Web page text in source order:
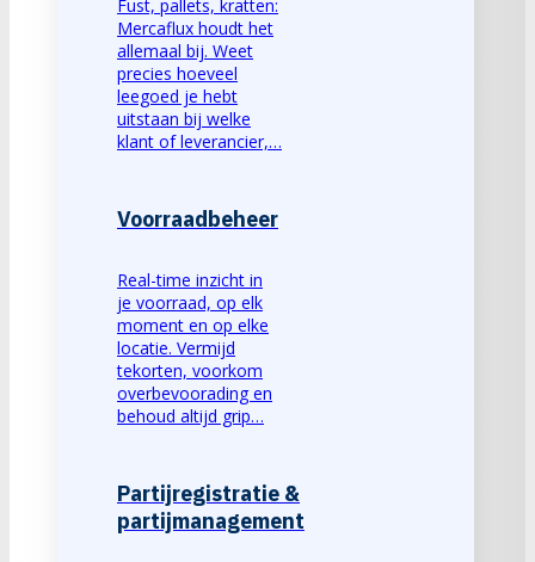
Fust, pallets, kratten:
Mercaflux houdt het
allemaal bij. Weet
precies hoeveel
leegoed je hebt
uitstaan bij welke
klant of leverancier,…
Voorraadbeheer
Real-time inzicht in
je voorraad, op elk
moment en op elke
locatie. Vermijd
tekorten, voorkom
overbevoorading en
behoud altijd grip…
Partijregistratie &
partijmanagement